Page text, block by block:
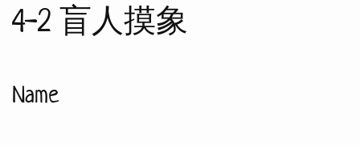
4-2 盲人摸象
Name